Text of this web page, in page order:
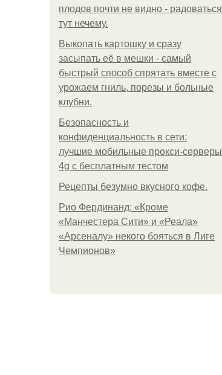
плодов почти не видно - радоваться
тут нечему.
Выкопать картошку и сразу
засыпать её в мешки - самый
быстрый способ спрятать вместе с
урожаем гниль, порезы и больные
клубни.
Безопасность и
конфиденциальность в сети:
лучшие мобильные прокси-серверы
4g с бесплатным тестом
Рецепты безумно вкусного кофе.
Рио Фердинанд: «Кроме
«Манчестера Сити» и «Реала»
«Арсеналу» некого бояться в Лиге
Чемпионов»